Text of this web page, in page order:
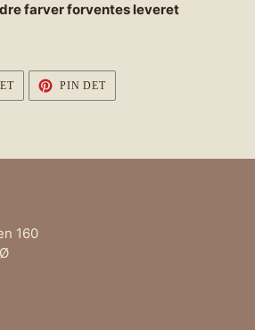
farver forventes leveret
TWEET
TWITTER
PIN DETPIN
PINTEREST
160